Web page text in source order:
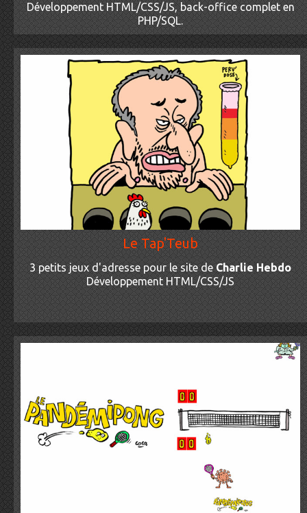
Développement HTML/CSS/JS, back-office complet en
PHP/SQL.
Le Tap'Teub
3 petits jeux d'adresse pour le site deCharlie Hebdo
Développement HTML/CSS/JS